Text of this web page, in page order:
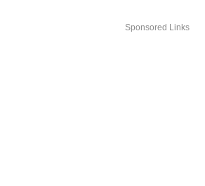
Sponsored Links